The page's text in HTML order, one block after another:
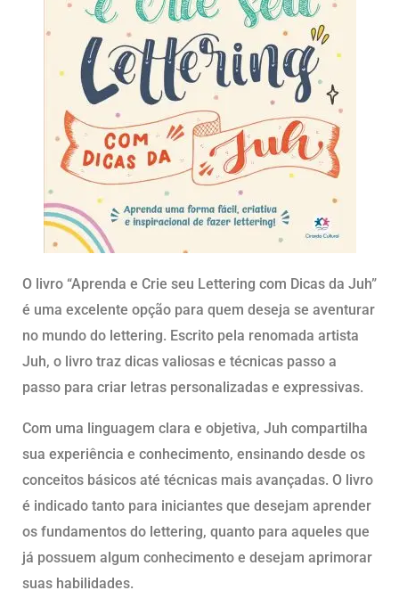
O livro “Aprenda e Crie seu Lettering com Dicas da Juh”
é uma excelente opção para quem deseja se aventurar
no mundo do lettering. Escrito pela renomada artista
Juh, o livro traz dicas valiosas e técnicas passo a
passo para criar letras personalizadas e expressivas.
Com uma linguagem clara e objetiva, Juh compartilha
sua experiência e conhecimento, ensinando desde os
conceitos básicos até técnicas mais avançadas. O livro
é indicado tanto para iniciantes que desejam aprender
os fundamentos do lettering, quanto para aqueles que
já possuem algum conhecimento e desejam aprimorar
suas habilidades.